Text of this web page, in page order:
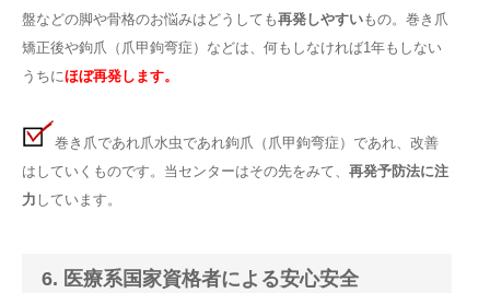
盤などの脚や骨格のお悩みはどうしても再発しやすいもの。巻き爪
矯正後や鉤爪（爪甲鉤弯症）などは、何もしなければ1年もしない
うちにほぼ再発します。
巻き爪であれ爪水虫であれ鉤爪（爪甲鉤弯症）であれ、改善
はしていくものです。当センターはその先をみて、 再発予防法に注
力 しています。
6. 医療系国家資格者による安心安全